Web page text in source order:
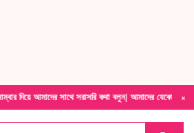
×
সাথে সরাসরি কথা বলুন| আমাদের যেকোনো পণ্য হাতে